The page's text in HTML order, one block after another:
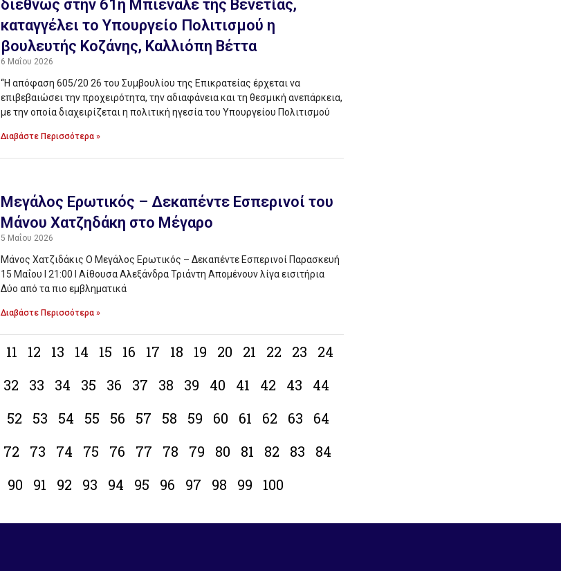
διεθνώς στην 61η Μπιενάλε της Βενετίας,
καταγγέλει το Υπουργείο Πολιτισμού η
βουλευτής Κοζάνης, Καλλιόπη Βέττα
6 Μαΐου 2026
“Η απόφαση 605/20 26 του Συμβουλίου της Επικρατείας έρχεται να
επιβεβαιώσει την προχειρότητα, την αδιαφάνεια και τη θεσμική ανεπάρκεια,
με την οποία διαχειρίζεται η πολιτική ηγεσία του Υπουργείου Πολιτισμού
Διαβάστε Περισσότερα »
Μεγάλος Ερωτικός – Δεκαπέντε Εσπερινοί του
Μάνου Χατζηδάκη στο Μέγαρο
5 Μαΐου 2026
Μάνος Χατζιδάκις Ο Μεγάλος Ερωτικός – Δεκαπέντε Εσπερινοί Παρασκευή
15 Μαΐου Ι 21:00 Ι Αίθουσα Αλεξάνδρα Τριάντη Απομένουν λίγα εισιτήρια
Δύο από τα πιο εμβληματικά
Διαβάστε Περισσότερα »
11 12 13 14 15 16 17 18 19 20 21 22 23
24
32 33 34 35 36 37 38 39 40 41 42 43
44
52 53 54 55 56 57 58 59 60 61 62 63
64
72 73 74 75 76 77 78 79 80 81 82 83
84
90 91 92 93 94 95 96 97 98 99 100